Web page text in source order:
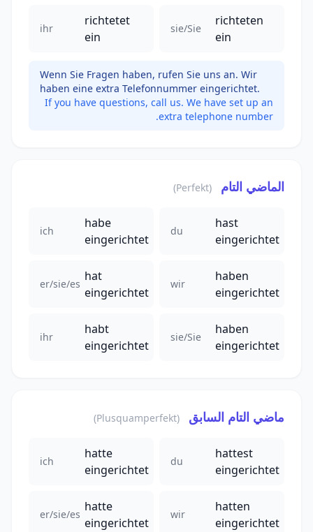
ihr
richtetet
ein
sie/Sie
richteten
ein
Wenn Sie Fragen haben, rufen Sie uns an. Wir
haben eine extra Telefonnummer eingerichtet.
If you have questions, call us. We have set up an
extra telephone number.
الماضي التام (Perfekt)
ich
habe
eingerichtet
du
hast
eingerichtet
er/sie/es
hat
eingerichtet
wir
haben
eingerichtet
ihr
habt
eingerichtet
sie/Sie
haben
eingerichtet
ماضي التام السابق (Plusquamperfekt)
ich
hatte
eingerichtet
du
hattest
eingerichtet
er/sie/es
hatte
eingerichtet
wir
hatten
eingerichtet